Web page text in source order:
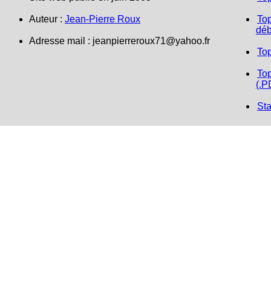
Auteur : Jean-Pierre Roux
Adresse mail : jeanpierreroux71@yahoo.fr